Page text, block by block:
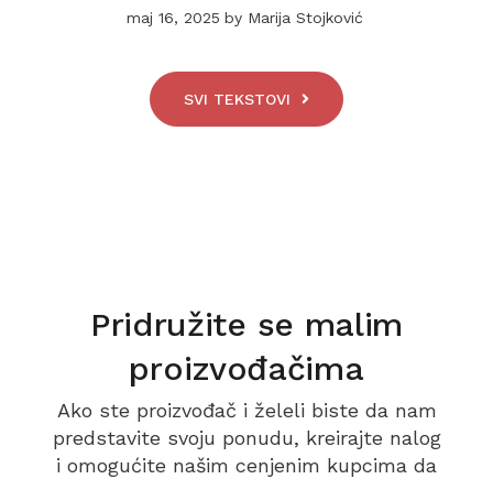
maj 16, 2025 by Marija Stojković
SVI TEKSTOVI
Pridružite se malim
proizvođačima
Ako ste proizvođač i želeli biste da nam
predstavite svoju ponudu, kreirajte nalog
i omogućite našim cenjenim kupcima da